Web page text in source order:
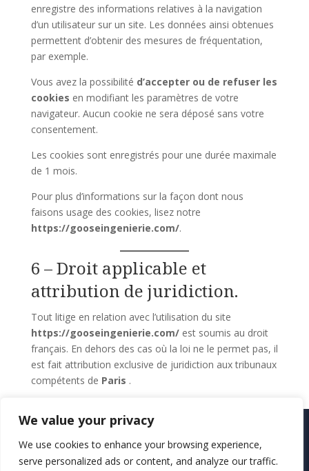
We value your privacy
We use cookies to enhance your browsing experience,
serve personalized ads or content, and analyze our traffic.
enregistre des informations relatives à la navigation
d’un utilisateur sur un site. Les données ainsi obtenues
permettent d’obtenir des mesures de fréquentation,
par exemple.
Vous avez la possibilité d’accepter ou de refuser les
cookies en modifiant les paramètres de votre
navigateur. Aucun cookie ne sera déposé sans votre
consentement.
Les cookies sont enregistrés pour une durée maximale
de 1 mois.
Pour plus d’informations sur la façon dont nous
faisons usage des cookies, lisez notre
https://gooseingenierie.com/.
6 – Droit applicable et
attribution de juridiction.
Tout litige en relation avec l’utilisation du site
https://gooseingenierie.com/est soumis au droit
français. En dehors des cas où la loi ne le permet pas, il
est fait attribution exclusive de juridiction aux tribunaux
compétents de Paris .